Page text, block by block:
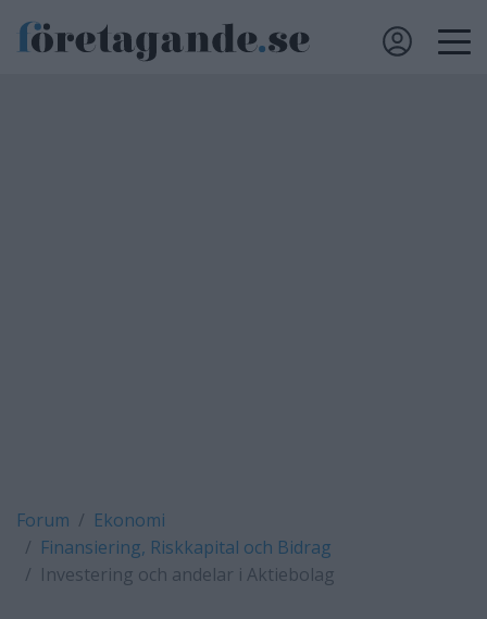
Forum
Ekonomi
Finansiering, Riskkapital och Bidrag
Investering och andelar i Aktiebolag